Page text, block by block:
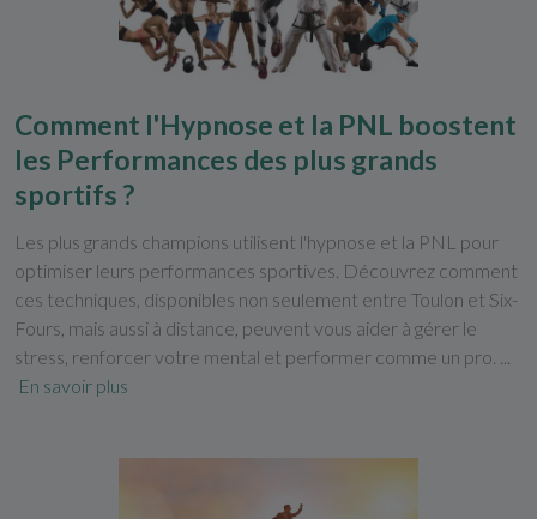
Comment l'Hypnose et la PNL boostent
les Performances des plus grands
sportifs ?
Les plus grands champions utilisent l'hypnose et la PNL pour
optimiser leurs performances sportives. Découvrez comment
ces techniques, disponibles non seulement entre Toulon et Six-
Fours, mais aussi à distance, peuvent vous aider à gérer le
stress, renforcer votre mental et performer comme un pro. ...
En savoir plus